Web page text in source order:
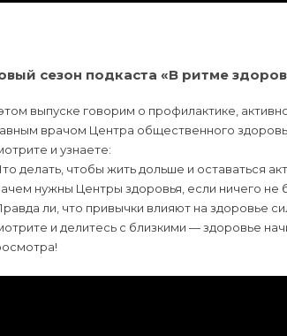
сезон подкаста «В ритме
выпуске говорим о профилактике,
врачом Центра общественного
и узнаете:
делать, чтобы жить дольше и оставаться
нужны Центры здоровья, если ничего не
ли, что привычки влияют на здоровье
и делитесь с близкими — здоровье